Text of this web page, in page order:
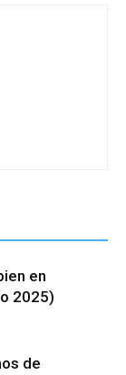
en
2025)
de